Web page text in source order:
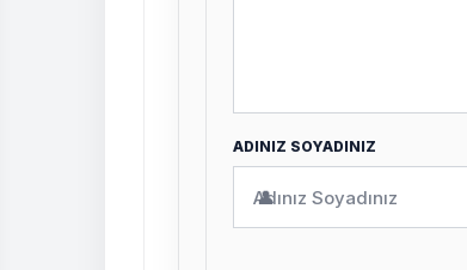
ADINIZ SOYADINIZ
👤